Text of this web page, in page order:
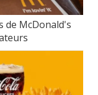
de McDonald's